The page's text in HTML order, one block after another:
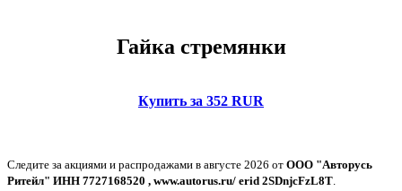
Гайка стремянки
Купить за 352 RUR
Следите за акциями и распродажами в августе 2026 от ООО "Авторусь
Ритейл" ИНН 7727168520 , www.autorus.ru/ erid 2SDnjcFzL8T